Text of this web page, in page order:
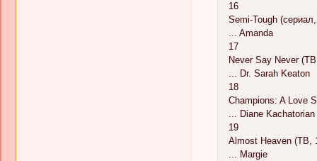
16
Semi-Tough
... Amanda
17
Never Say Never
... Dr. Sarah Keaton
18
Champions: A Love
... Diane Kachatorian
19
Almost Heaven (ТВ,
... Margie